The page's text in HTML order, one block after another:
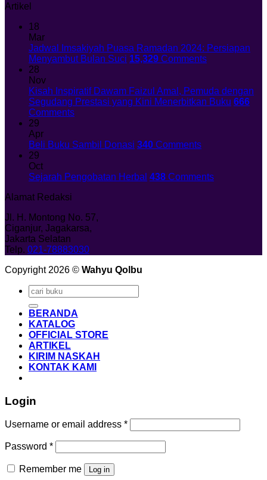
Artikel
18
Mar
Jadwal Imsakiyah Puasa Ramadan 2024: Persiapan
Menyambut Bulan Suci 15,329 Comments
28
Nov
Kisah Inspiratif Dawam Faizul Amal, Pemuda dengan
Segudang Prestasi yang Kini Menerbitkan Buku 666
Comments
29
Apr
Beli Buku Sambil Donasi 340 Comments
29
Oct
Sejarah Pengobatan Herbal 438 Comments
Alamat Redaksi
Jl. H. Montong No. 57,
Ciganjur, Jagakarsa,
Jakarta Selatan
Telp. 021-78883030
Copyright 2026 © Wahyu Qolbu
Search
for:
BERANDA
KATALOG
OFFICIAL STORE
ARTIKEL
KIRIM NASKAH
KONTAK KAMI
Login
Username or email address *Required
Password *Required
Remember me Log in